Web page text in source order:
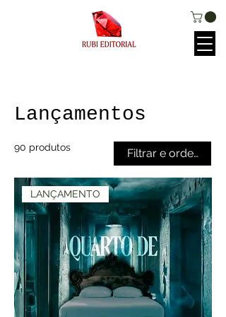
Lançamentos
90 produtos Filtrar e ordenar
LANÇAMENTO